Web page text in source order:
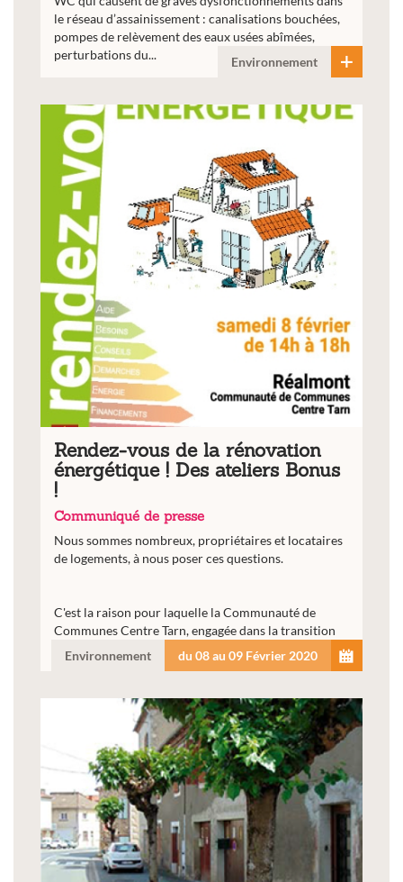
le réseau d’assainissement : canalisations bouchées,
pompes de relèvement des eaux usées abîmées,
perturbations du...
Environnement
Rendez-vous de la rénovation
énergétique ! Des ateliers Bonus
!
Communiqué de presse
Nous sommes nombreux, propriétaires et locataires
de logements, à nous poser ces questions.
C'est la raison pour laquelle la Communauté de
Communes Centre Tarn, engagée dans la transition
énergétique, a décidé...
Environnement du 08 au 09 Février 2020